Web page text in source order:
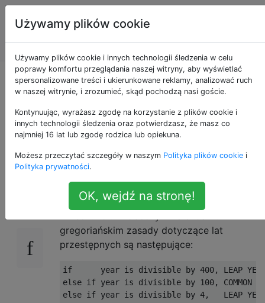
Programowanie
puzzli i Code
Golf
128 lat? Hipotetyczna
reforma roku
przestępnego
Zgodnie z tym filmem
rok słoneczny wynosi
365 dni, 5 godzin, 48 minut, 45 sekund i 138
gregoriańskim zasady dotyczące lat
przestępnych są następujące:
if      year is divisible by 400, LEAP
else if year is divisible by 100, COMMON
else if year is divisible by 4,   LEAP
Używamy plików cookie
Używamy plików cookie i innych technologii śledzenia w celu
poprawy komfortu przeglądania naszej witryny, aby wyświetlać
spersonalizowane treści i ukierunkowane reklamy, analizować ruch
w naszej witrynie, i zrozumieć, skąd pochodzą nasi goście.
Kontynuując, wyrażasz zgodę na korzystanie z plików cookie i
innych technologii śledzenia oraz potwierdzasz, że masz co
najmniej 16 lat lub zgodę rodzica lub opiekuna.
Możesz przeczytać szczegóły w naszym Polityka plików cookie i
Polityka prywatności.
OK, wejdź na stronę!